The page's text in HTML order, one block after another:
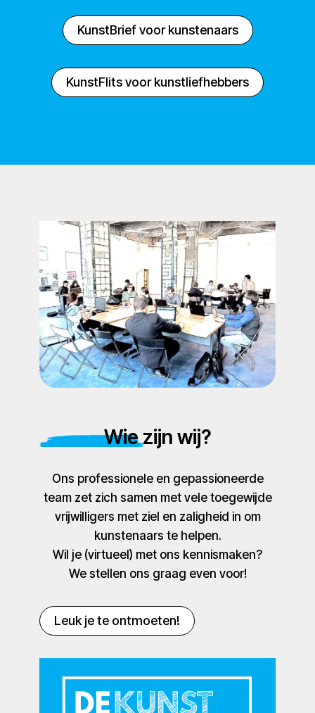
KunstBrief voor kunstenaars
KunstFlits voor kunstliefhebbers
Wie zijn wij?
Ons professionele en gepassioneerde
team zet zich samen met vele toegewijde
vrijwilligers met ziel en zaligheid in om
kunstenaars te helpen.
Wil je (virtueel) met ons kennismaken?
We stellen ons graag even voor!
Leuk je te ontmoeten!